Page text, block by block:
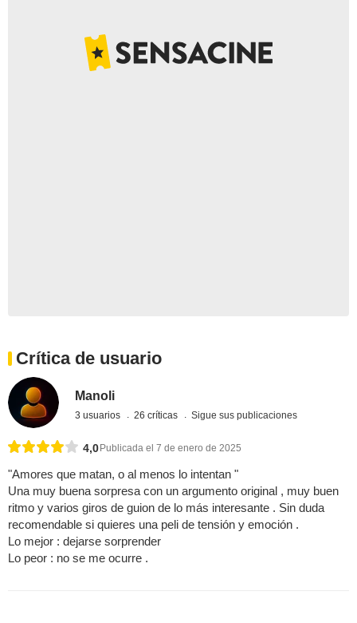
Crítica de usuario
Manoli
3 usuarios 26 críticas Sigue sus publicaciones
4,0 Publicada el 7 de enero de 2025
"Amores que matan, o al menos lo intentan "
Una muy buena sorpresa con un argumento original , muy buen
ritmo y varios giros de guion de lo más interesante . Sin duda
recomendable si quieres una peli de tensión y emoción .
Lo mejor : dejarse sorprender
Lo peor : no se me ocurre .